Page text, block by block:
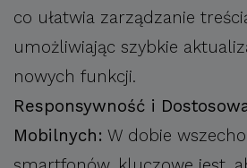
co ułatwia zarządzanie
umożliwiając szybkie
nowych funkcji.
Responsywność i
Mobilnych: W dobie